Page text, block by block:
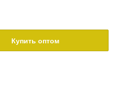
Купить оптом